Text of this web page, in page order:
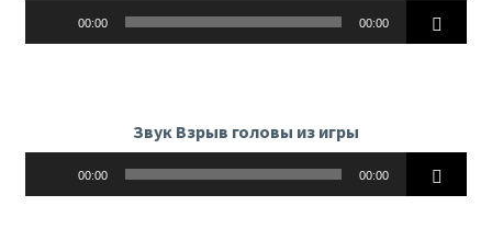
00:00 00:00
Звук Взрыв головы из игры
00:00 00:00